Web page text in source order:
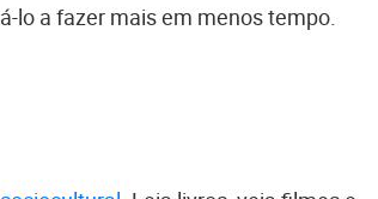
lo a fazer mais em menos tempo.